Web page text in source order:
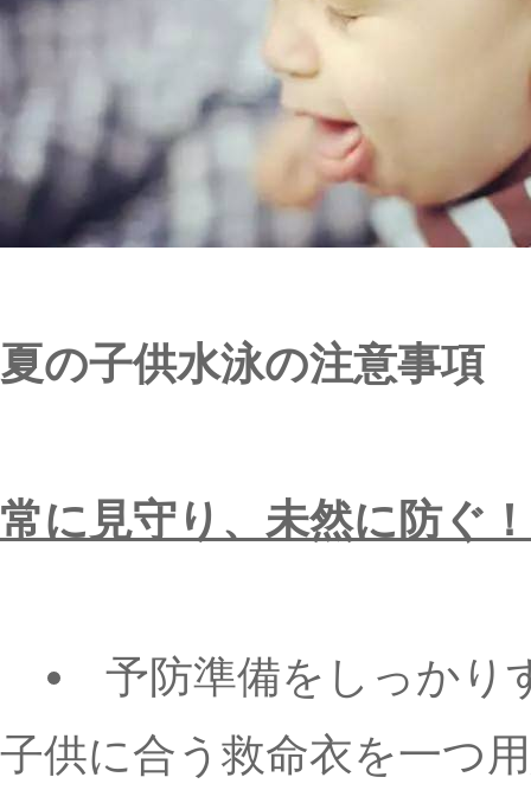
夏の子供水泳の注意事項
常に見守り、未然に防ぐ！
予防準備をしっかり
子供に合う救命衣を一つ